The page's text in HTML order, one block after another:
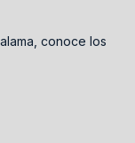
conoce los